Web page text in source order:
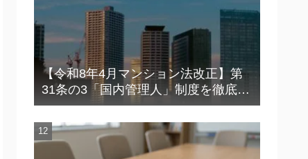
【令和8年4月マンション法改正】第
31条の3「国内管理人」制度を徹底解
説